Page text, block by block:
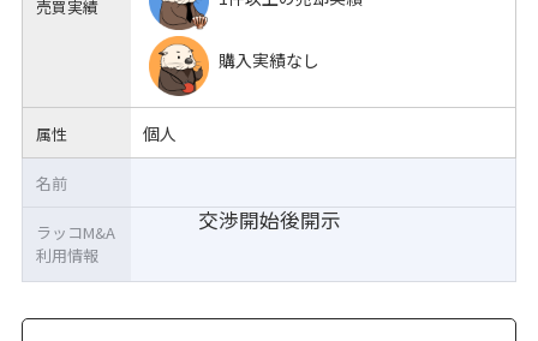
売買実績
購入実績なし
属性 個人
交渉開始後開示
名前
ラッコM&A
利用情報